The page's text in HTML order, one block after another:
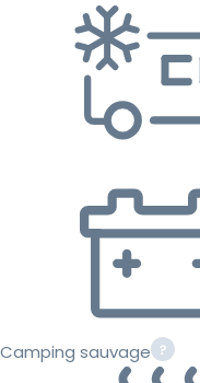
Camping sauvage